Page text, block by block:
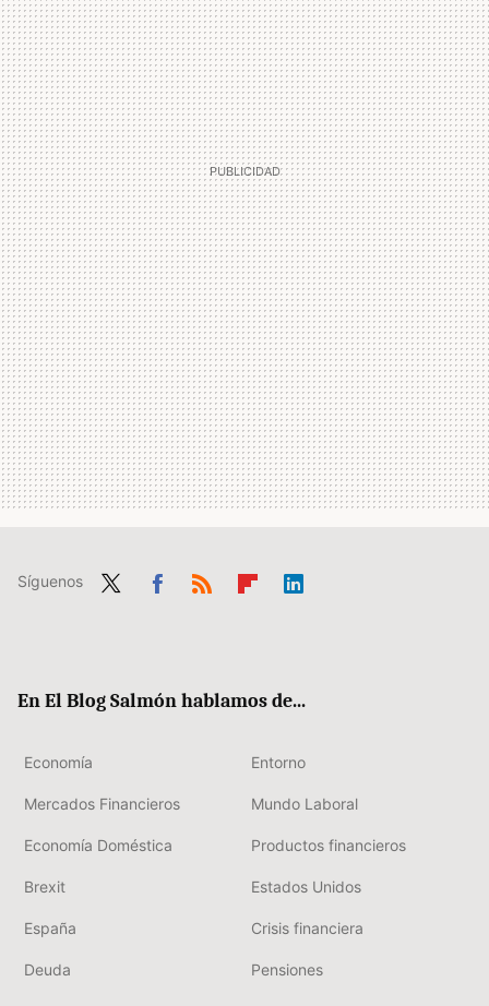
Síguenos
En El Blog Salmón hablamos de...
Economía Entorno
Mercados Financieros Mundo Laboral
Economía Doméstica Productos financieros
Brexit Estados Unidos
España Crisis financiera
Deuda Pensiones